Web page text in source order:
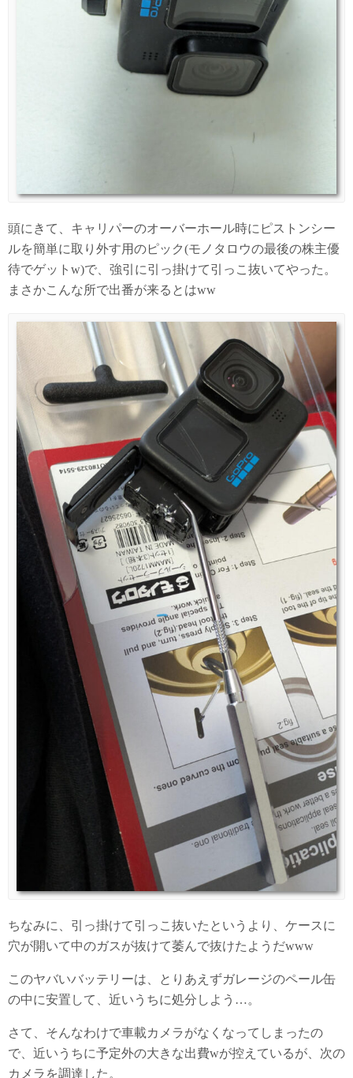
頭にきて、キャリパーのオーバーホール時にピストンシー
ルを簡単に取り外す用のピック(モノタロウの最後の株主優
待でゲットw)で、強引に引っ掛けて引っこ抜いてやった。
まさかこんな所で出番が来るとはww
ちなみに、引っ掛けて引っこ抜いたというより、ケースに
穴が開いて中のガスが抜けて萎んで抜けたようだwww
このヤバいバッテリーは、とりあえずガレージのペール缶
の中に安置して、近いうちに処分しよう…。
さて、そんなわけで車載カメラがなくなってしまったの
で、近いうちに予定外の大きな出費wが控えているが、次の
カメラを調達した。